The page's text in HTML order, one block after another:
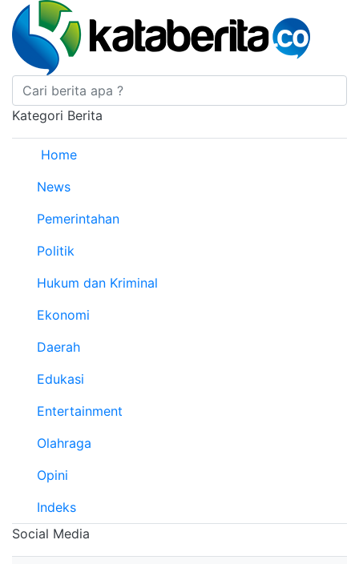
Kategori Berita
Home
News
Pemerintahan
Politik
Hukum dan Kriminal
Ekonomi
Daerah
Edukasi
Entertainment
Olahraga
Opini
Indeks
Social Media